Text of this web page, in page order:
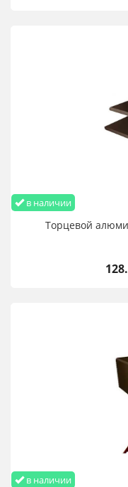
в наличии
Торцевой
в наличии